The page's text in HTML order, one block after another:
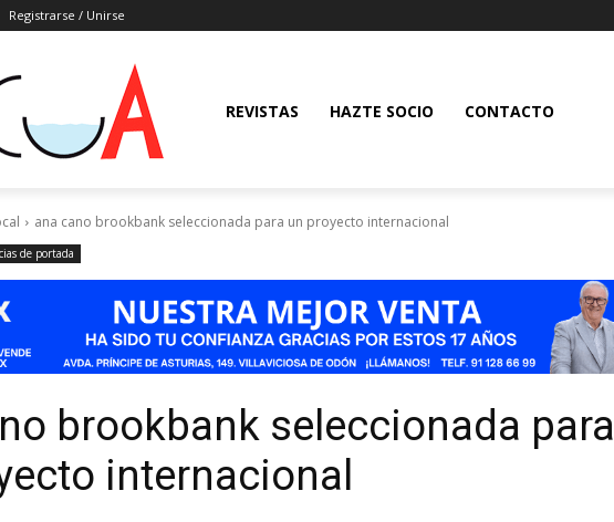
Registrarse / Unirse
REVISTAS HAZTE SOCIO CONTACTO
ana cano brookbank seleccionada para un proyecto internacional
de portada
brookbank seleccionada para
internacional